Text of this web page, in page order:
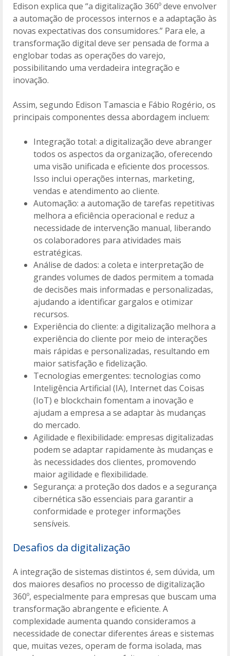
Edison explica que “a digitalização 360º deve envolver
a automação de processos internos e a adaptação às
novas expectativas dos consumidores.” Para ele, a
transformação digital deve ser pensada de forma a
englobar todas as operações do varejo,
possibilitando uma verdadeira integração e
inovação.
Assim, segundo Edison Tamascia e Fábio Rogério, os
principais componentes dessa abordagem incluem:
Integração total: a digitalização deve abranger
todos os aspectos da organização, oferecendo
uma visão unificada e eficiente dos processos.
Isso inclui operações internas, marketing,
vendas e atendimento ao cliente.
Automação: a automação de tarefas repetitivas
melhora a eficiência operacional e reduz a
necessidade de intervenção manual, liberando
os colaboradores para atividades mais
estratégicas.
Análise de dados: a coleta e interpretação de
grandes volumes de dados permitem a tomada
de decisões mais informadas e personalizadas,
ajudando a identificar gargalos e otimizar
recursos.
Experiência do cliente: a digitalização melhora a
experiência do cliente por meio de interações
mais rápidas e personalizadas, resultando em
maior satisfação e fidelização.
Tecnologias emergentes: tecnologias como
Inteligência Artificial (IA), Internet das Coisas
(IoT) e blockchain fomentam a inovação e
ajudam a empresa a se adaptar às mudanças
do mercado.
Agilidade e flexibilidade: empresas digitalizadas
podem se adaptar rapidamente às mudanças e
às necessidades dos clientes, promovendo
maior agilidade e flexibilidade.
Segurança: a proteção dos dados e a segurança
cibernética são essenciais para garantir a
conformidade e proteger informações
sensíveis.
Desafios da digitalização
A integração de sistemas distintos é, sem dúvida, um
dos maiores desafios no processo de digitalização
360º, especialmente para empresas que buscam uma
transformação abrangente e eficiente. A
complexidade aumenta quando consideramos a
necessidade de conectar diferentes áreas e sistemas
que, muitas vezes, operam de forma isolada, mas